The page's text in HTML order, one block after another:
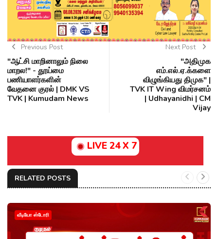
Previous Post
"ஆட்சி மாறினாலும் நிலை
மாறல!" - தூய்மை
பணியாளர்களின்
வேதனை குரல் | DMK VS
TVK | Kumudam News
Next Post
"அதிமுக
எம்.எல்.ஏ.க்களை
விழுங்கியது திமுக" |
TVK IT Wing விமர்சனம்
| Udhayanidhi | CM
Vijay
LIVE 24 X 7
RELATED POSTS
வீடியோ ஸ்டோரி